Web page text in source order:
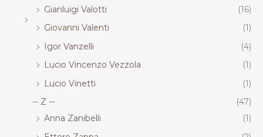
Gianluigi Valotti
(16)
Giovanni Valenti
(1)
Igor Vanzelli
(4)
Lucio Vincenzo Vezzola
(1)
Lucio Vinetti
(1)
-- Z --
(47)
Anna Zanibelli
(1)